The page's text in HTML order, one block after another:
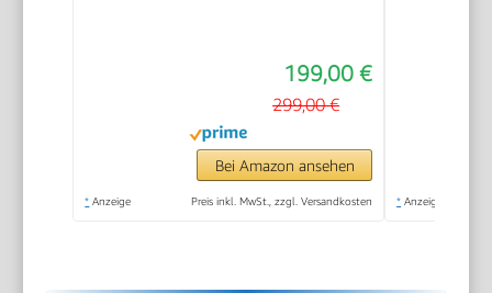
Hindernisverm. m.
LDS-Navigation &
Laser, saugt und
wischt, Hartböden &
Teppiche, 5.200 mAh
199,00 €
299,00 €
Bei Amazon ansehen
* Anzeige Preis inkl. MwSt., zzgl. Versandkosten * Anzeige